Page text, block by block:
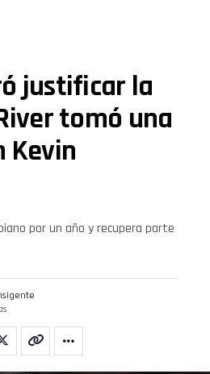
justificar la
tomó una
Kevin
por un año y recupera parte